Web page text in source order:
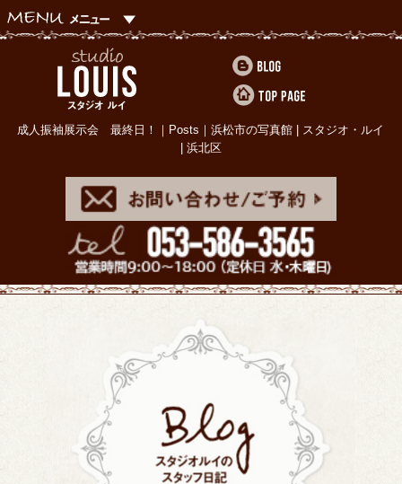
成人振袖展示会 最終日！｜Posts｜浜松市の写真館 | スタジオ・ルイ
| 浜北区